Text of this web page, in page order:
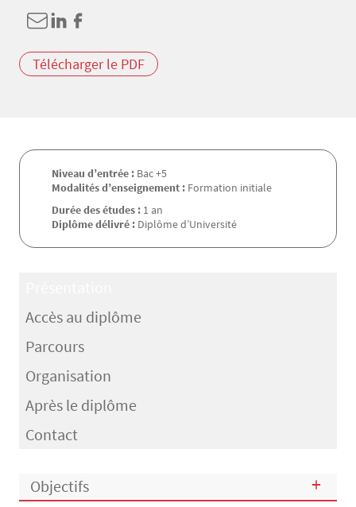
Télécharger le PDF
Niveau d’entrée : Bac +5
Modalités d’enseignement : Formation initiale
Durée des études : 1 an
Diplôme délivré : Diplôme d’Université
Accès au diplôme
Parcours
Organisation
Après le diplôme
Contact
Objectifs